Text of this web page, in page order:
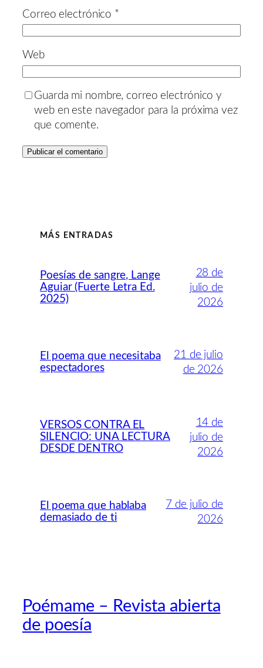
Correo electrónico *
Web
Guarda mi nombre, correo electrónico y
web en este navegador para la próxima vez
que comente.
MÁS ENTRADAS
Poesías de sangre, Lange
Aguiar (Fuerte Letra Ed.
2025)
28 de
julio de
2026
El poema que necesitaba
espectadores
21 de julio
de 2026
VERSOS CONTRA EL
SILENCIO: UNA LECTURA
DESDE DENTRO
14 de
julio de
2026
El poema que hablaba
demasiado de ti
7 de julio de
2026
Poémame – Revista abierta
de poesía